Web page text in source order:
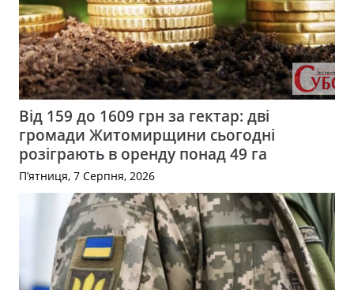
Від 159 до 1609 грн за гектар: дві
громади Житомирщини сьогодні
розіграють в оренду понад 49 га
П’ятниця, 7 Серпня, 2026